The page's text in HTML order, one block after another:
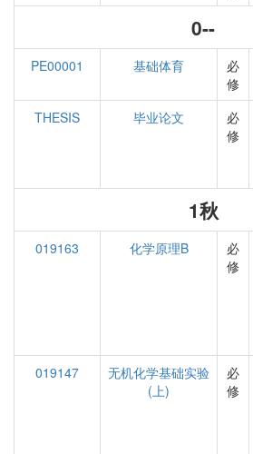
0--
PE00001 基础体育
必
修
THESIS
毕业论文
必
修
1秋
019163 化学原理B
必
修
019147
无机化学基础实验
(上)
必
修